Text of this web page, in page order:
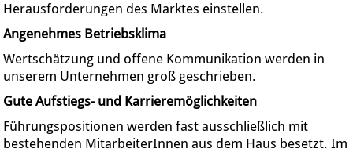
Herausforderungen des Marktes einstellen.
Angenehmes Betriebsklima
Wertschätzung und offene Kommunikation werden in
unserem Unternehmen groß geschrieben.
Gute Aufstiegs- und Karrieremöglichkeiten
Führungspositionen werden fast ausschließlich mit
bestehenden MitarbeiterInnen aus dem Haus besetzt. Im